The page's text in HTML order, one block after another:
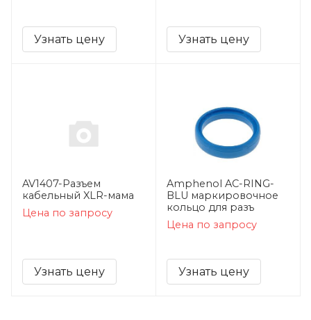
Узнать цену Узнать цену
AV1407-Разъем
кабельный XLR-мама
Цена по запросу
Узнать цену
Amphenol AC-RING-
BLU маркировочное
кольцо для разъ
Цена по запросу
Узнать цену